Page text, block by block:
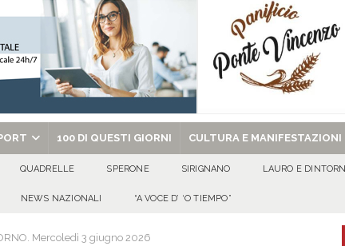
di Carla Miceli: gli auguri speciali della famiglia Colucci 100 DI QUESTI GIORNI
la chiesa celebra il Martirio di san Giovanni Battista e santa Sabina EVIDENZA
100 DI QUESTI GIORNI CULTURA E MANIFESTAZIONI
QUADRELLE SPERONE SIRIGNANO LAURO E DINTORNI
NEWS NAZIONALI “A VOCE D’ ‘O TIEMPO”
Mercoledì 3 giugno 2026